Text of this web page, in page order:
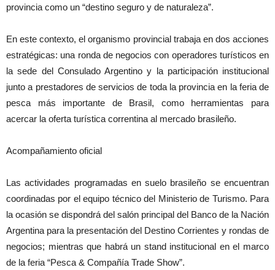
provincia como un “destino seguro y de naturaleza”.
En este contexto, el organismo provincial trabaja en dos acciones
estratégicas: una ronda de negocios con operadores turísticos en
la sede del Consulado Argentino y la participación institucional
junto a prestadores de servicios de toda la provincia en la feria de
pesca más importante de Brasil, como herramientas para
acercar la oferta turística correntina al mercado brasileño.
Acompañamiento oficial
Las actividades programadas en suelo brasileño se encuentran
coordinadas por el equipo técnico del Ministerio de Turismo. Para
la ocasión se dispondrá del salón principal del Banco de la Nación
Argentina para la presentación del Destino Corrientes y rondas de
negocios; mientras que habrá un stand institucional en el marco
de la feria “Pesca & Compañía Trade Show”.